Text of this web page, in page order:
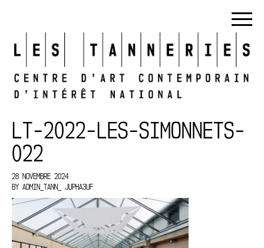
LT-2022-LES-SIMONNETS-
022
28 NOVEMBRE 2024
BY ADMIN_TANN_ JUPHA3UF